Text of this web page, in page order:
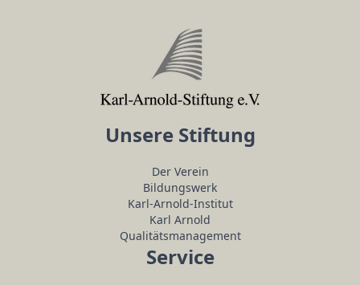
Unsere Stiftung
Der Verein
Bildungswerk
Karl-Arnold-Institut
Karl Arnold
Qualitätsmanagement
Service